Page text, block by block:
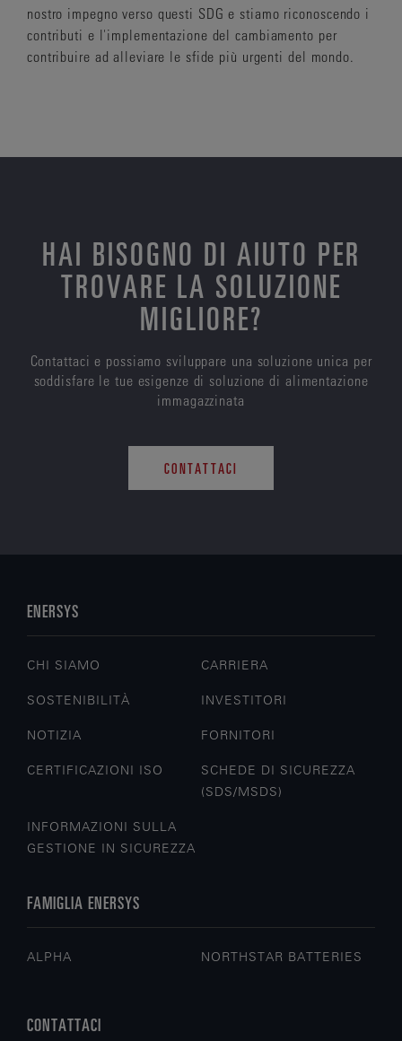
nostro impegno verso questi SDG e stiamo riconoscendo i
contributi e l'implementazione del cambiamento per
contribuire ad alleviare le sfide più urgenti del mondo.
HAI BISOGNO DI AIUTO PER
TROVARE LA SOLUZIONE
MIGLIORE?
Contattaci e possiamo sviluppare una soluzione unica per
soddisfare le tue esigenze di soluzione di alimentazione
immagazzinata
CONTATTACI
ENERSYS
CHI SIAMO CARRIERA
SOSTENIBILITÀ INVESTITORI
NOTIZIA FORNITORI
CERTIFICAZIONI ISO
SCHEDE DI SICUREZZA
(SDS/MSDS)
INFORMAZIONI SULLA
GESTIONE IN SICUREZZA
FAMIGLIA ENERSYS
ALPHA NORTHSTAR BATTERIES
CONTATTACI